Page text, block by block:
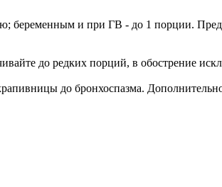
беременным и при ГВ - до 1 порции.
до редких порций, в обострение
до бронхоспазма.